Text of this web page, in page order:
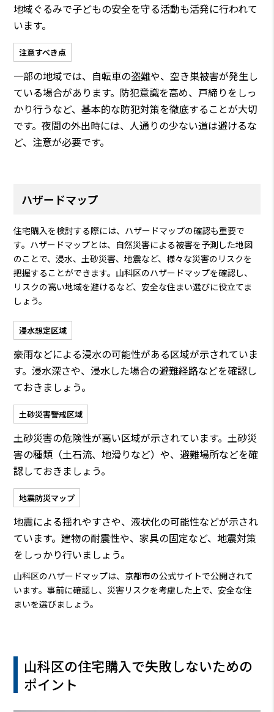
地域ぐるみで子どもの安全を守る活動も活発に行われて
います。
注意すべき点
一部の地域では、自転車の盗難や、空き巣被害が発生し
ている場合があります。防犯意識を高め、戸締りをしっ
かり行うなど、基本的な防犯対策を徹底することが大切
です。夜間の外出時には、人通りの少ない道は避けるな
ど、注意が必要です。
ハザードマップ
住宅購入を検討する際には、ハザードマップの確認も重要で
す。ハザードマップとは、自然災害による被害を予測した地図
のことで、浸水、土砂災害、地震など、様々な災害のリスクを
把握することができます。山科区のハザードマップを確認し、
リスクの高い地域を避けるなど、安全な住まい選びに役立てま
しょう。
浸水想定区域
豪雨などによる浸水の可能性がある区域が示されていま
す。浸水深さや、浸水した場合の避難経路などを確認し
ておきましょう。
土砂災害警戒区域
土砂災害の危険性が高い区域が示されています。土砂災
害の種類（土石流、地滑りなど）や、避難場所などを確
認しておきましょう。
地震防災マップ
地震による揺れやすさや、液状化の可能性などが示され
ています。建物の耐震性や、家具の固定など、地震対策
をしっかり行いましょう。
山科区のハザードマップは、京都市の公式サイトで公開されて
います。事前に確認し、災害リスクを考慮した上で、安全な住
まいを選びましょう。
山科区の住宅購入で失敗しないための
ポイント